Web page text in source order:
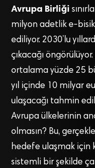
Avrupa Birliği
milyon adetlik e-
ediliyor. 2030’lu
çıkacağı
ortalama yüzde 25
yıl içinde 10 milyar
ulaşacağı tahmin
Avrupa ülkelerinin
olmasın? Bu,
hedefe ulaşmak için
sistemli bir şekilde